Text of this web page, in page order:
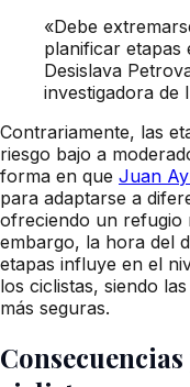
«Debe
planificar etapas
Desislava
investigadora de
Contrariamente, las
riesgo bajo a
forma en que Juan
para adaptarse a
ofreciendo un refugio
embargo, la hora del
etapas influye en el
los ciclistas, siendo
más seguras.